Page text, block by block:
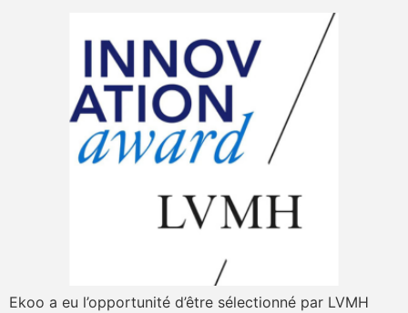
Ekoo a eu l’opportunité d’être sélectionné par LVMH